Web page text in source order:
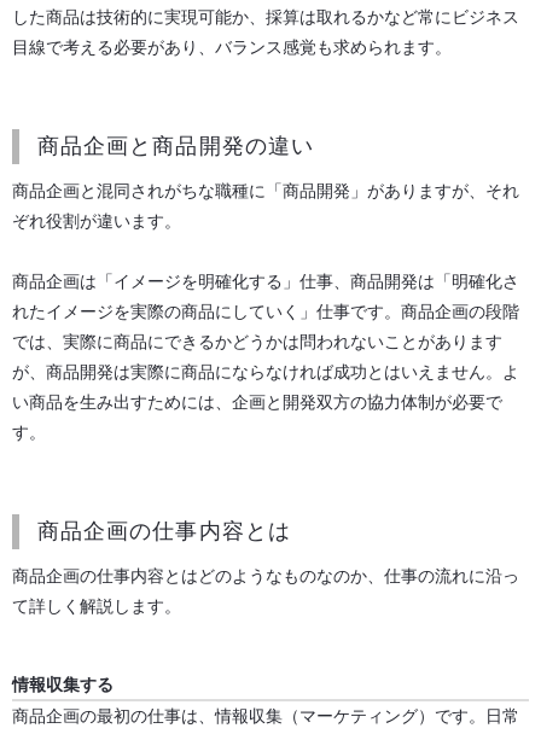
した商品は技術的に実現可能か、採算は取れるかなど常にビジネス
目線で考える必要があり、バランス感覚も求められます。
商品企画と商品開発の違い
商品企画と混同されがちな職種に「商品開発」がありますが、それ
ぞれ役割が違います。
商品企画は「イメージを明確化する」仕事、商品開発は「明確化さ
れたイメージを実際の商品にしていく」仕事です。商品企画の段階
では、実際に商品にできるかどうかは問われないことがあります
が、商品開発は実際に商品にならなければ成功とはいえません。よ
い商品を生み出すためには、企画と開発双方の協力体制が必要で
す。
商品企画の仕事内容とは
商品企画の仕事内容とはどのようなものなのか、仕事の流れに沿っ
て詳しく解説します。
情報収集する
商品企画の最初の仕事は、情報収集（マーケティング）です。日常